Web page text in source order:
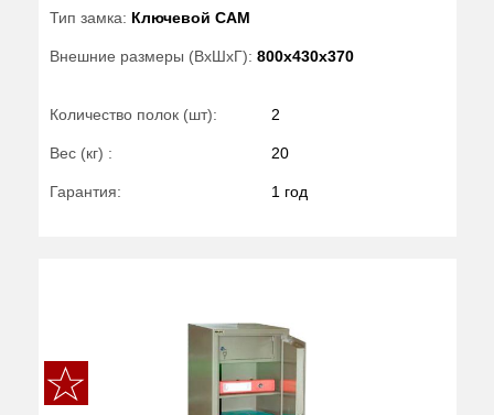
Тип замка: Ключевой САМ
Внешние размеры (ВхШхГ): 800x430x370
Количество полок (шт): 2
Вес (кг) : 20
Гарантия: 1 год